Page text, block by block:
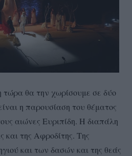
θα την χωρίσουμε σε δύο
η παρουσίαση του θέματος
αιώνες Ευριπίδη. Η διαπάλη
και της Αφροδίτης. Της
και των δασών και της θεάς